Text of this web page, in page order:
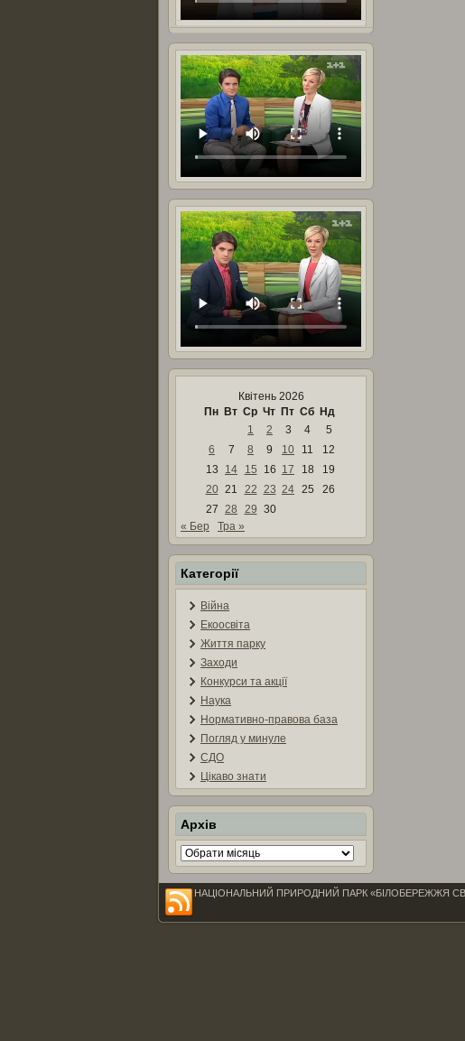
Квітень 2026
Пн
Вт Ср Чт Пт Сб
Нд
1
2 3 4
5
6
7 8 9 10 11
12
13
14 15 16 17 18
19
20 21 22 23 24 25
26
27 28 29 30
« Бер
Тра »
Категорії
Війна
Екоосвіта
Життя парку
Заходи
Конкурси та акції
Наука
Нормативно-правова база
Погляд у минуле
СДО
Цікаво знати
Архів
Архів
НАЦІОНАЛЬНИЙ ПРИРОДНИЙ ПАРК «БІЛОБЕРЕЖЖЯ